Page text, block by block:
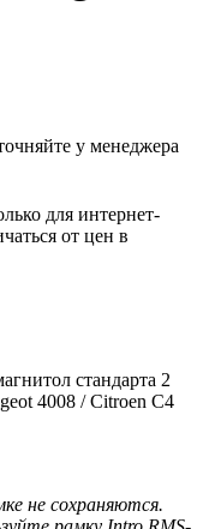
у менеджера
для интернет-
от цен в
стандарта 2
4008 / Citroen C4
не сохраняются.